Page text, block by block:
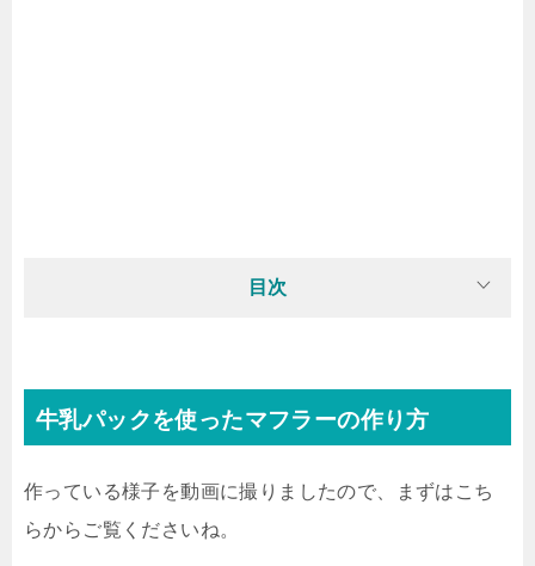
目次
牛乳パックを使ったマフラーの作り方
作っている様子を動画に撮りましたので、まずはこち
らからご覧くださいね。